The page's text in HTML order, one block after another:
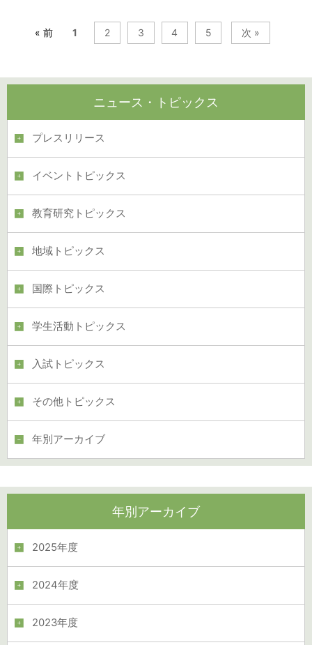
« 前 1 2 3 4 5 次 »
ニュース・トピックス
プレスリリース
イベントトピックス
教育研究トピックス
地域トピックス
国際トピックス
学生活動トピックス
入試トピックス
その他トピックス
年別アーカイブ
年別アーカイブ
2025年度
2024年度
2023年度